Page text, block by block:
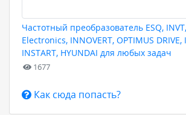
Частотный преобразователь ESQ,
Electronics, INNOVERT, OPTIMUS DRIVE,
INSTART, HYUNDAI для любых задач
1677
Как сюда попасть?